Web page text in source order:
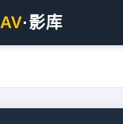
AV·影库